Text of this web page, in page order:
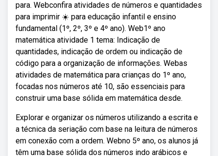
para. Webconfira atividades de números e quantidades
para imprimir ☀️ para educação infantil e ensino
fundamental (1º, 2º, 3º e 4º ano). Web1º ano
matemática atividade 1 tema: Indicação de
quantidades, indicação de ordem ou indicação de
código para a organização de informações. Webas
atividades de matemática para crianças do 1º ano,
focadas nos números até 10, são essenciais para
construir uma base sólida em matemática desde.
Explorar e organizar os números utilizando a escrita e
a técnica da seriação com base na leitura de números
em conexão com a ordem. Webno 5º ano, os alunos já
têm uma base sólida dos números indo arábicos e